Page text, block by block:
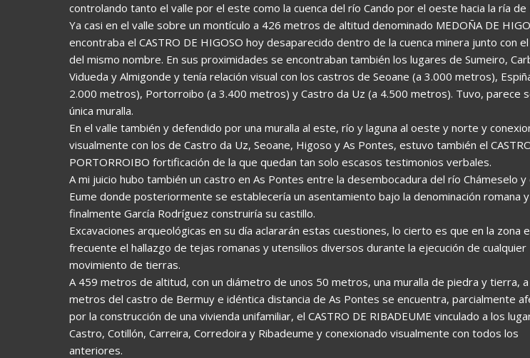
controlando tanto el valle por el este como la cuenca del río Cando por el oeste hacia la ría de
Ya casi en el valle sobre un montículo a 426 metros de altitud denominado MEDOÑA DE
encontraba el CASTRO DE HIGOSO hoy desaparecido dentro de la cuenca minera junto con
del mismo nombre. En sus proximidades se encontraban también los lugares de Sumeiro,
Vidueda y Almigonde y tenía relación visual con los castros de Seoane (a 3.000 metros),
2.000 metros), Portorroibo (a 3.400 metros) y Castro da Uz (a 4.500 metros). Tuvo, parece
única muralla.
En el valle también y defendido por una muralla al este, río y laguna al oeste y norte y
visualmente con los de Castro da Uz, Seoane, Higoso y As Pontes, estuvo también el
PORTORROIBO fortificación de la que quedan tan solo escasos testimonios verbales.
A mi juicio hubo también un castro en As Pontes entre la desembocadura del río Chámeselo y
Eume donde posteriormente se establecería un asentamiento bajo la denominación romana y
finalmente García Rodríguez construiría su castillo.
Excavaciones arqueológicas en su día aclararán estas cuestiones, lo cierto es que en la zona
frecuente el hallazgo de tejas romanas y utensilios diversos durante la ejecución de cualquier
movimiento de tierras.
A 459 metros de altitud, con un diámetro de unos 50 metros, una muralla de piedra y tierra,
metros del castro de Bermuy e idéntica distancia de As Pontes se encuentra, parcialmente
por la construcción de una vivienda unifamiliar, el CASTRO DE RIBADEUME vinculado a los
Castro, Cotillón, Carreira, Corredoira y Ribadeume y conexionado visualmente con todos los
anteriores.